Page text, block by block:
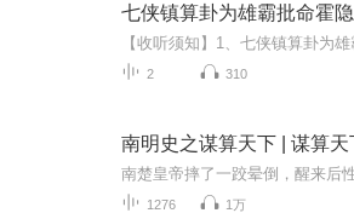
七侠镇算卦为雄霸批命霍隐
2 310
1276 1万